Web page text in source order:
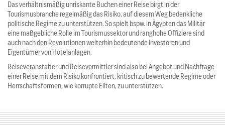
Das verhältnismäßig unriskante Buchen einer Reise birgt in der
Tourismusbranche regelmäßig das Risiko, auf diesem Weg bedenkliche
politische Regime zu unterstützen. So spielt bspw. in Ägypten das Militär
eine maßgebliche Rolle im Tourismussektor und ranghohe Offiziere sind
auch nach den Revolutionen weiterhin bedeutende Investoren und
Eigentümer von Hotelanlagen.
Reiseveranstalter und Reisevermittler sind also bei Angebot und Nachfrage
einer Reise mit dem Risiko konfrontiert, kritisch zu bewertende Regime oder
Herrschaftsformen, wie korrupte Eliten, zu unterstützen.